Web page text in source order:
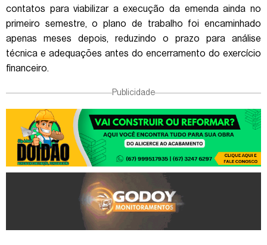
contatos para viabilizar a execução da emenda ainda no
primeiro semestre, o plano de trabalho foi encaminhado
apenas meses depois, reduzindo o prazo para análise
técnica e adequações antes do encerramento do exercício
financeiro.
Publicidade